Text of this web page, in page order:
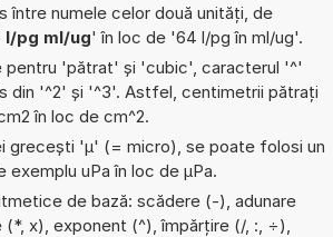
între numele celor două unități, de
l/pg ml/ug' în loc de '64 l/pg în ml/ug'.
pentru 'pătrat' și 'cubic', caracterul '^'
din '^2' și '^3'. Astfel, centimetrii pătrați
în loc de cm^2.
grecești 'µ' (= micro), se poate folosi un
exemplu uPa în loc de µPa.
de bază: scădere (-), adunare
(*, x), exponent (^), împărțire (/, :, ÷),